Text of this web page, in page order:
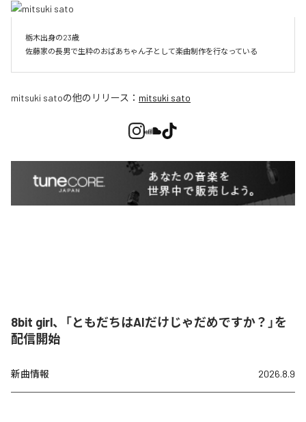
栃木出身の23歳
佐藤家の長男で生粋のおばあちゃん子として楽曲制作を行なっている
mitsuki satoの他のリリース： mitsuki sato
8bit girl、「ともだちはAIだけじゃだめですか？」を
配信開始
新曲情報 2026.8.9